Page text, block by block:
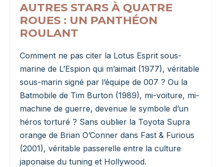
AUTRES STARS À QUATRE
ROUES : UN PANTHÉON
ROULANT
Comment ne pas citer la Lotus Esprit sous-
marine de L’Espion qui m’aimait (1977), véritable
sous-marin signé par l’équipe de 007 ? Ou la
Batmobile de Tim Burton (1989), mi-voiture, mi-
machine de guerre, devenue le symbole d’un
héros torturé ? Sans oublier la Toyota Supra
orange de Brian O’Conner dans Fast & Furious
(2001), véritable passerelle entre la culture
japonaise du tuning et Hollywood.